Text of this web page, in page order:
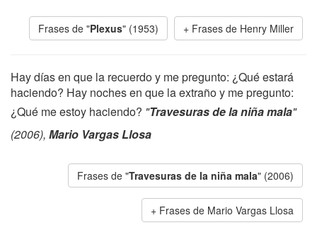
Frases de "Plexus" (1953) Frases de Henry Miller
Hay días en que la recuerdo y me pregunto: ¿Qué estará
haciendo? Hay noches en que la extraño y me pregunto:
¿Qué me estoy haciendo? "Travesuras de la niña mala"
(2006), Mario Vargas Llosa
Frases de "Travesuras de la niña mala" (2006)
Frases de Mario Vargas Llosa